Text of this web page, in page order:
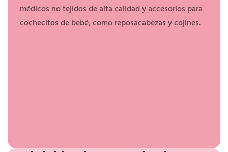
médicos no tejidos de alta calidad y accesorios para
cochecitos de bebé, como reposacabezas y cojines.